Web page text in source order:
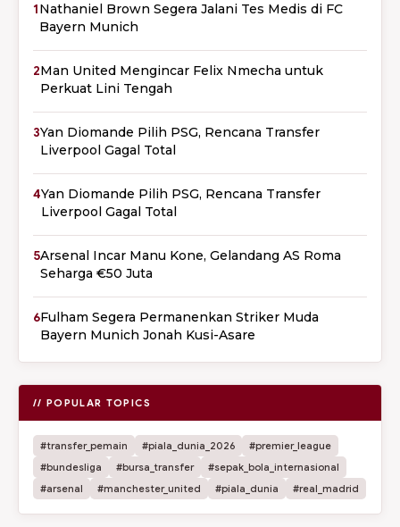
1Nathaniel Brown Segera Jalani Tes Medis di FC
Bayern Munich
2Man United Mengincar Felix Nmecha untuk
Perkuat Lini Tengah
3Yan Diomande Pilih PSG, Rencana Transfer
Liverpool Gagal Total
4Yan Diomande Pilih PSG, Rencana Transfer
Liverpool Gagal Total
5Arsenal Incar Manu Kone, Gelandang AS Roma
Seharga €50 Juta
6Fulham Segera Permanenkan Striker Muda
Bayern Munich Jonah Kusi-Asare
// POPULAR TOPICS
#transfer_pemain #piala_dunia_2026
#premier_league
#bundesliga
#bursa_transfer
#sepak_bola_internasional
#arsenal
#manchester_united #piala_dunia #real_madrid